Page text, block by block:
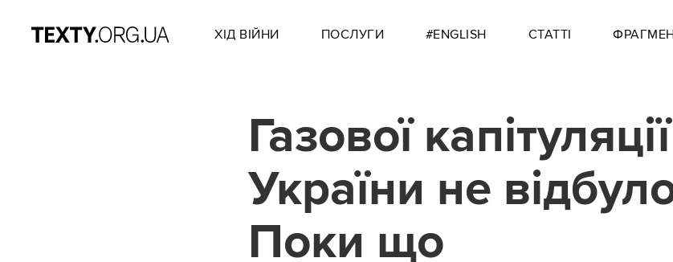
ХІД ВІЙНИ ПОСЛУГИ #ENGLISH СТАТТІ
Газової капітуляції
України не
Поки що